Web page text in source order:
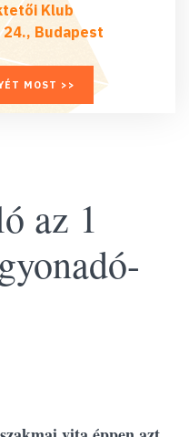
Klub
Budapest
MOST >>
az 1